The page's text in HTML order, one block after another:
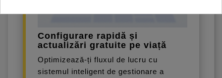
Configurare rapidă și
actualizări gratuite pe viață
Optimizează-ți fluxul de lucru cu
sistemul inteligent de gestionare a